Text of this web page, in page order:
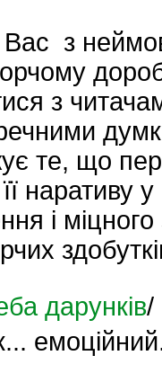
з
з
те, що
її
і
дарунків/